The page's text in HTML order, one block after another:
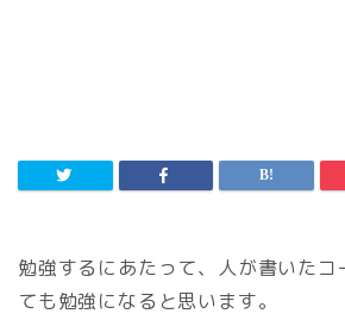
勉強するにあたって、人が書いたコ
ても勉強になると思います。